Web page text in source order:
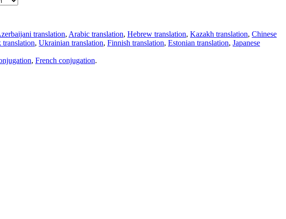
translation, Arabic translation, Hebrew translation, Kazakh translation, Chinese
translation, Ukrainian translation, Finnish translation, Estonian translation, Japanese
, French conjugation.